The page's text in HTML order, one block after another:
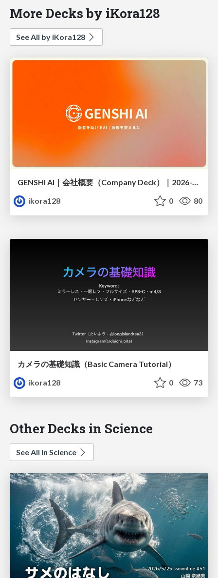
More Decks by iKora128
See All by iKora128
GENSHI AI｜会社概要（Company Deck）｜2026-02-03
ikora128
0 80
カメラの基礎知識（Basic Camera Tutorial）
ikora128
0 73
Other Decks in Science
See All in Science